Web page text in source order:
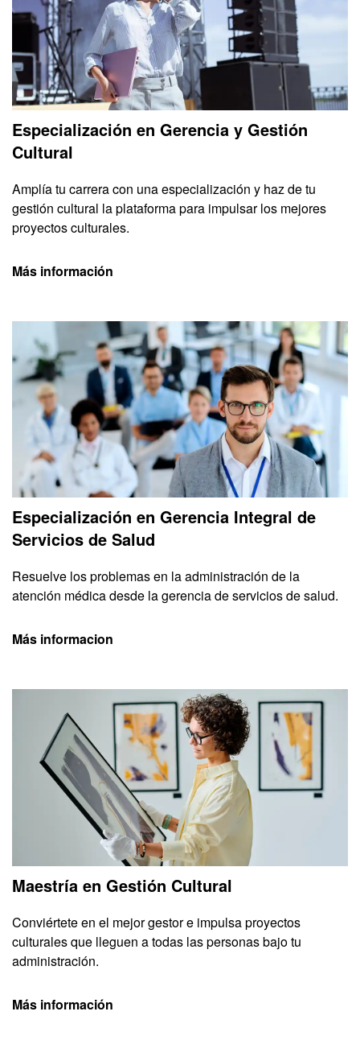
Especialización en Gerencia y Gestión
Cultural
Amplía tu carrera con una especialización y haz de tu
gestión cultural la plataforma para impulsar los mejores
proyectos culturales.
Más información
Especialización en Gerencia Integral de
Servicios de Salud
Resuelve los problemas en la administración de la
atención médica desde la gerencia de servicios de salud.
Más informacion
Maestría en Gestión Cultural
Conviértete en el mejor gestor e impulsa proyectos
culturales que lleguen a todas las personas bajo tu
administración.
Más información